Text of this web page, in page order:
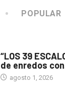
POPULAR
“LOS 39
de enredos
agosto 1, 2026